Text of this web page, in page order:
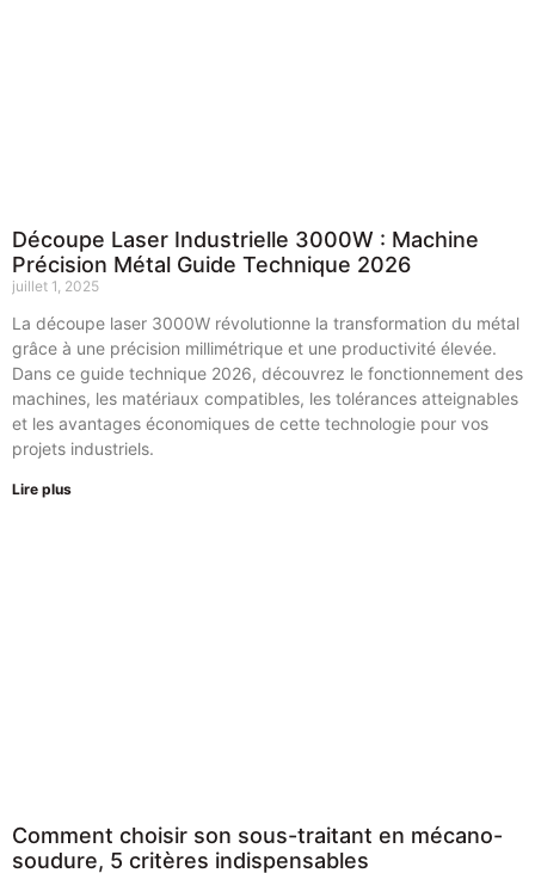
Découpe Laser Industrielle 3000W : Machine
Précision Métal Guide Technique 2026
juillet 1, 2025
La découpe laser 3000W révolutionne la transformation du métal
grâce à une précision millimétrique et une productivité élevée.
Dans ce guide technique 2026, découvrez le fonctionnement des
machines, les matériaux compatibles, les tolérances atteignables
et les avantages économiques de cette technologie pour vos
projets industriels.
Lire plus
Comment choisir son sous-traitant en mécano-
soudure, 5 critères indispensables